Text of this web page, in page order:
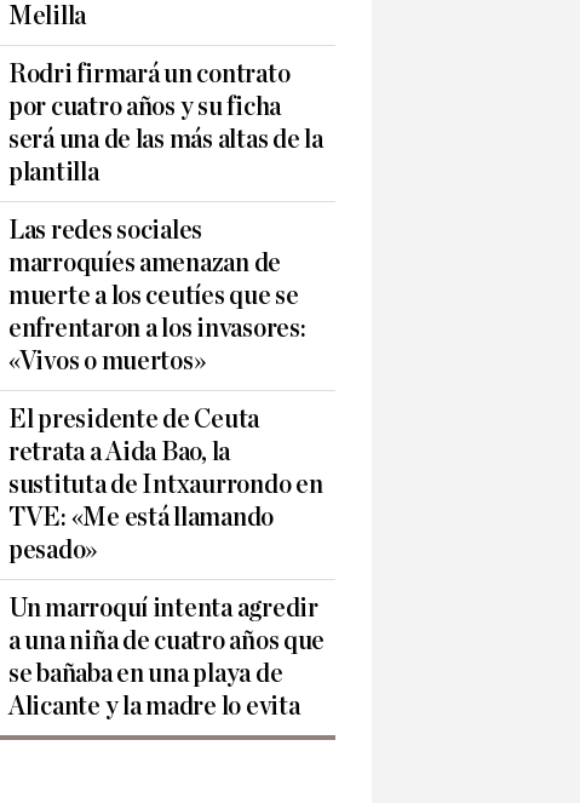
Melilla
Rodri firmará un contrato
por cuatro años y su ficha
será una de las más altas de la
plantilla
Las redes sociales
marroquíes amenazan de
muerte a los ceutíes que se
enfrentaron a los invasores:
«Vivos o muertos»
El presidente de Ceuta
retrata a Aida Bao, la
sustituta de Intxaurrondo en
TVE: «Me está llamando
pesado»
Un marroquí intenta agredir
a una niña de cuatro años que
se bañaba en una playa de
Alicante y la madre lo evita